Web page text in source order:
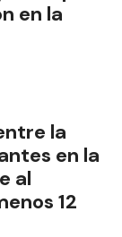
en la
la
en la
al
12